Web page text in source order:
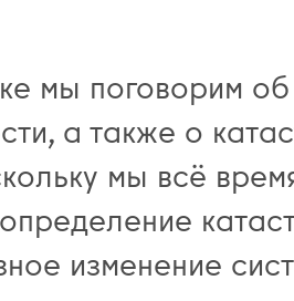
мы поговорим об
а также о
мы всё
изменение